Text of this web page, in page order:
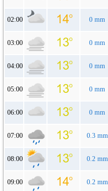
02:00 0 mm
03:00 0 mm
04:00 0 mm
05:00 0 mm
06:00 0 mm
07:00 0.3 mm
08:00 0.2 mm
09:00 0.2 mm